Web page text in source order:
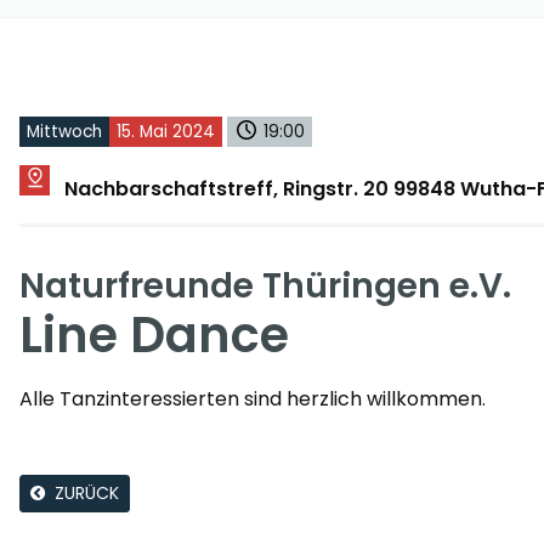
Mittwoch 15. Mai 2024 19:00
Nachbarschaftstreff, Ringstr. 20 99848
Naturfreunde Thüringen e.V.
Line Dance
Alle Tanzinteressierten sind herzlich willkommen.
ZURÜCK